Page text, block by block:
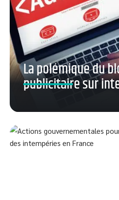
La polémique du
publicitaire sur